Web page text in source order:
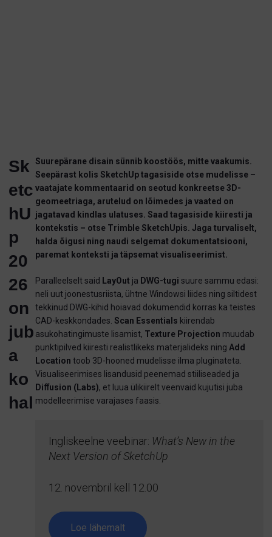
Sk
etc
hU
p
20
26
on
jub
a
ko
hal
Suurepärane disain sünnib koostöös, mitte vaakumis.
Seepärast kolis SketchUp tagasiside otse mudelisse –
vaatajate kommentaarid on seotud konkreetse 3D-
geomeetriaga, arutelud on lõimedes ja vaated on
jagatavad kindlas ulatuses. Saad tagasiside kiiresti ja
kontekstis – otse Trimble SketchUpis. Jaga turvaliselt,
halda õigusi ning naudi selgemat dokumentatsiooni,
paremat konteksti ja täpsemat visualiseerimist.
Paralleelselt said LayOut ja DWG-tugi suure sammu edasi:
neli uut joonestusriista, ühtne Windowsi liides ning siltidest
tekkinud DWG-kihid hoiavad dokumendid korras ka teistes
CAD-keskkondades. Scan Essentials kiirendab
asukohatingimuste lisamist, Texture Projection muudab
punktipilved kiiresti realistlikeks materjalideks ning Add
Location toob 3D-hooned mudelisse ilma pluginateta.
Visualiseerimises lisandusid peenemad stiiliseaded ja
Diﬀusion (Labs), et luua ülikiirelt veenvaid kujutisi juba
modelleerimise varajases faasis.
Ingliskeelne veebinar: What’s New in the
Next Version of SketchUp
12. novembril kell 12.00
Loe lähemalt